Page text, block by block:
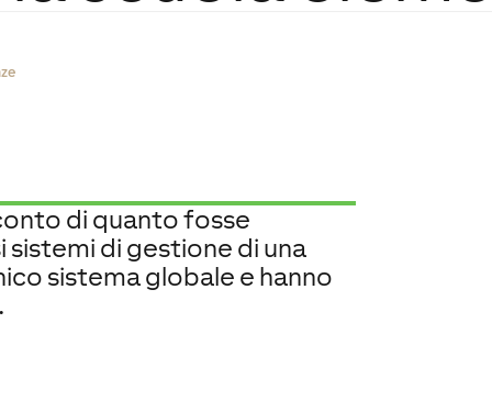
di quanto fosse
di gestione di una
sistema globale e hanno